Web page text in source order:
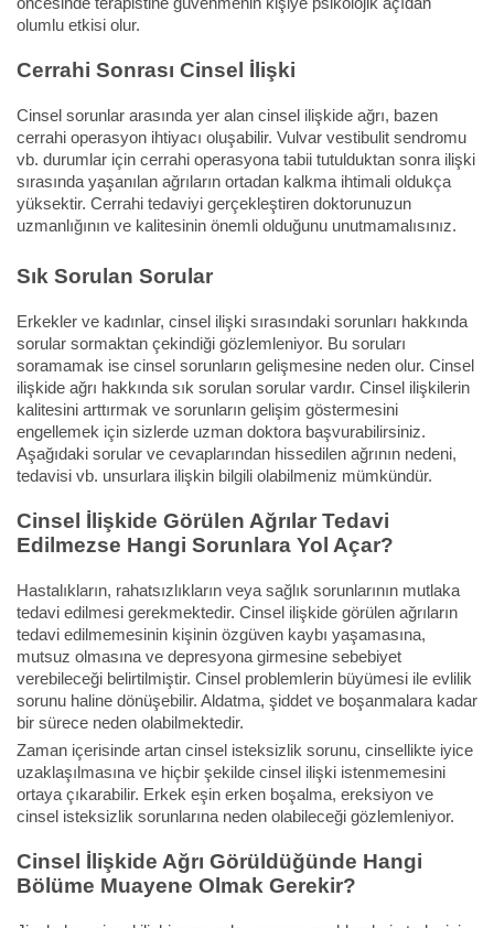
olumlu etkisi olur.
Cerrahi Sonrası Cinsel İlişki
Cinsel sorunlar arasında yer alan cinsel ilişkide ağrı, bazen
cerrahi operasyon ihtiyacı oluşabilir. Vulvar vestibulit sendromu
vb. durumlar için cerrahi operasyona tabii tutulduktan sonra ilişki
sırasında yaşanılan ağrıların ortadan kalkma ihtimali oldukça
yüksektir. Cerrahi tedaviyi gerçekleştiren doktorunuzun
uzmanlığının ve kalitesinin önemli olduğunu unutmamalısınız.
Sık Sorulan Sorular
Erkekler ve kadınlar, cinsel ilişki sırasındaki sorunları hakkında
sorular sormaktan çekindiği gözlemleniyor. Bu soruları
soramamak ise cinsel sorunların gelişmesine neden olur. Cinsel
ilişkide ağrı hakkında sık sorulan sorular vardır. Cinsel ilişkilerin
kalitesini arttırmak ve sorunların gelişim göstermesini
engellemek için sizlerde uzman doktora başvurabilirsiniz.
Aşağıdaki sorular ve cevaplarından hissedilen ağrının nedeni,
tedavisi vb. unsurlara ilişkin bilgili olabilmeniz mümkündür.
Cinsel İlişkide Görülen Ağrılar Tedavi
Edilmezse Hangi Sorunlara Yol Açar?
Hastalıkların, rahatsızlıkların veya sağlık sorunlarının mutlaka
tedavi edilmesi gerekmektedir. Cinsel ilişkide görülen ağrıların
tedavi edilmemesinin kişinin özgüven kaybı yaşamasına,
mutsuz olmasına ve depresyona girmesine sebebiyet
verebileceği belirtilmiştir. Cinsel problemlerin büyümesi ile evlilik
sorunu haline dönüşebilir. Aldatma, şiddet ve boşanmalara kadar
bir sürece neden olabilmektedir.
Zaman içerisinde artan cinsel isteksizlik sorunu, cinsellikte iyice
uzaklaşılmasına ve hiçbir şekilde cinsel ilişki istenmemesini
ortaya çıkarabilir. Erkek eşin erken boşalma, ereksiyon ve
cinsel isteksizlik sorunlarına neden olabileceği gözlemleniyor.
Cinsel İlişkide Ağrı Görüldüğünde Hangi
Bölüme Muayene Olmak Gerekir?